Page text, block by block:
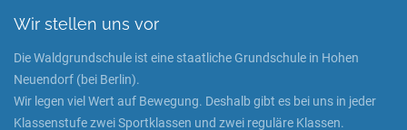
Wir stellen uns vor
Die Waldgrundschule ist eine staatliche Grundschule in Hohen
Neuendorf (bei Berlin).
Wir legen viel Wert auf Bewegung. Deshalb gibt es bei uns in jeder
Klassenstufe zwei Sportklassen und zwei reguläre Klassen.